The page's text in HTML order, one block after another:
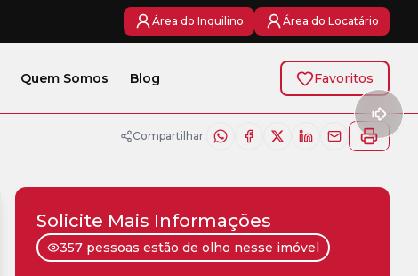
Área do Inquilino Área do Locatário
Quem Somos Blog Favoritos
Compartilhar:
Solicite Mais Informações
357 pessoas estão de olho nesse imóvel